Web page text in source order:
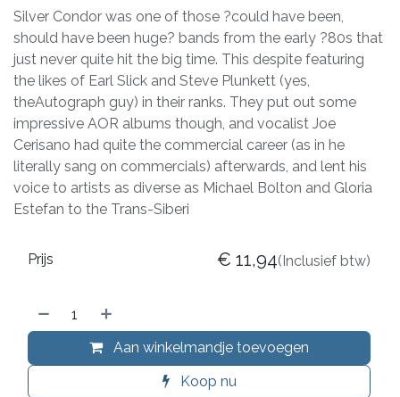
Silver Condor was one of those ?could have been,
should have been huge? bands from the early ?80s that
just never quite hit the big time. This despite featuring
the likes of Earl Slick and Steve Plunkett (yes,
theAutograph guy) in their ranks. They put out some
impressive AOR albums though, and vocalist Joe
Cerisano had quite the commercial career (as in he
literally sang on commercials) afterwards, and lent his
voice to artists as diverse as Michael Bolton and Gloria
Estefan to the Trans-Siberi
Aan winkelmandje toevoegen
Koop nu
Prijs € 11,94(Inclusief btw)